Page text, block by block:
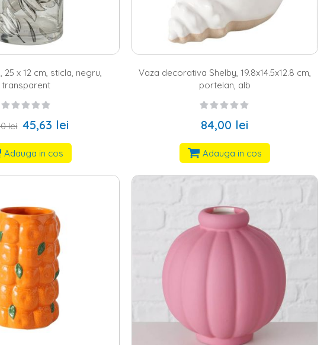
25 x 12 cm, sticla, negru,
transparent
lei 45,63 lei
Adauga in cos
Vaza decorativa Shelby, 19.8x14.5x12.8 cm,
portelan, alb
84,00 lei
Adauga in cos